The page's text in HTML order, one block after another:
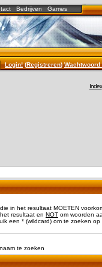
Bedrijven Games
Login!(Registreren)
Index
in het resultaat MOETEN
resultaat en NOT om woorden
een * (wildcard) om te zoeken
te zoeken